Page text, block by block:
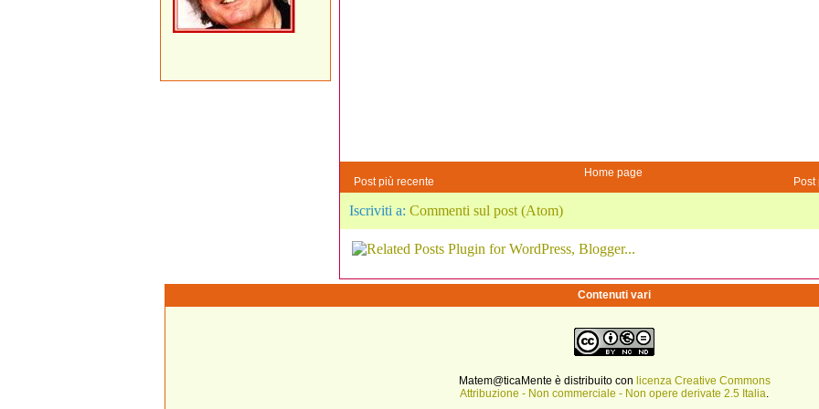
Post più recente Post
Home page
Iscriviti a: Commenti sul post (Atom)
Contenuti vari
Matem@ticaMente è distribuito con licenza Creative Commons
Attribuzione - Non commerciale - Non opere derivate 2.5 Italia